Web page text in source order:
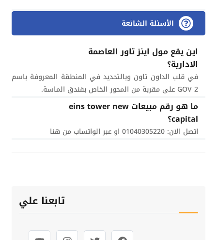
الأسئلة الشائعة
اين يقع مول اينز تاور العاصمة
الادارية؟
في قلب الداون تاون وبالتحديد في المنطقة المعروفة باسم
GOV 2 على مقربة من المحور الخاص بفندق الماسة.
ما هو رقم مبيعات eins tower new
capital؟
اتصل الان: 01040305220 او عبر الواتساب من هنا
تابعنا علي